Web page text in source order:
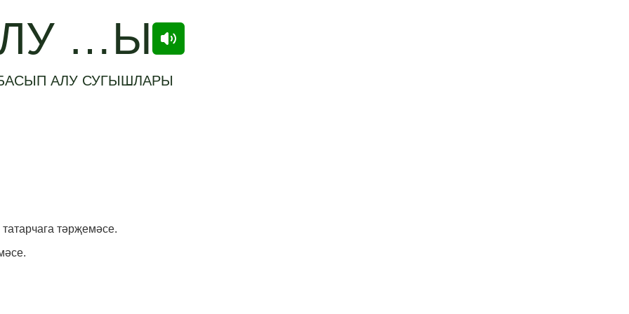
…Ы
АЛУ СУГЫШЛАРЫ
тәрҗемәсе.